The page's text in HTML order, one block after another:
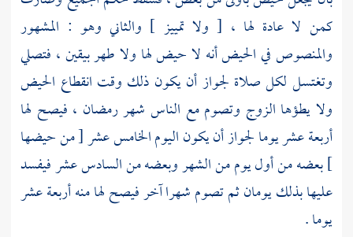
كمن لا عادة لها ، [ ولا تمييز ] والثاني وهو : المشهور
والمنصوص في الحيض أنه لا حيض لها ولا طهر بيقين ، فتصلي
وتغتسل لكل صلاة لجواز أن يكون ذلك وقت انقطاع الحيض
ولا يطؤها الزوج وتصوم مع الناس شهر رمضان ، فيصح لها
أربعة عشر يوما لجواز أن يكون اليوم الخامس عشر [ من حيضها
] بعضه من أول يوم من الشهر وبعضه من السادس عشر فيفسد
عليها بذلك يومان ثم تصوم شهرا آخر فيصح لها منه أربعة عشر
يوما .